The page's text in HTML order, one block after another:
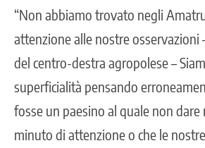
“Non abbiamo trovato negli
attenzione alle nostre osservazioni
del centro-destra agropolese –
superficialità pensando
fosse un paesino al quale non dare
minuto di attenzione o che le